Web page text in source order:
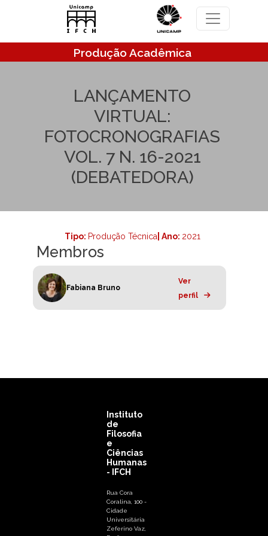
Pular para o conteúdo principal
Produção Acadêmica
LANÇAMENTO
VIRTUAL:
FOTOCRONOGRAFIAS
VOL. 7 N. 16-2021
(DEBATEDORA)
Tipo: Produção Técnica | Ano: 2021
Membros
Fabiana Bruno
Ver
perfil
Instituto
de
Filosofia
e
Ciências
Humanas
- IFCH
Rua Cora
Coralina, 100 -
Cidade
Universitária
Zeferino Vaz,